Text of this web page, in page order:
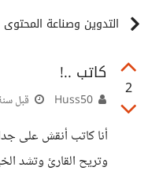
التدوين وصناعة المحتوى
2
كاتب ..!
قبل
أنا كاتب أنقش على
وتريح القارئ وتشد